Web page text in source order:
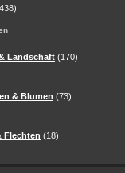
Landschaft (170)
& Blumen (73)
Flechten (18)